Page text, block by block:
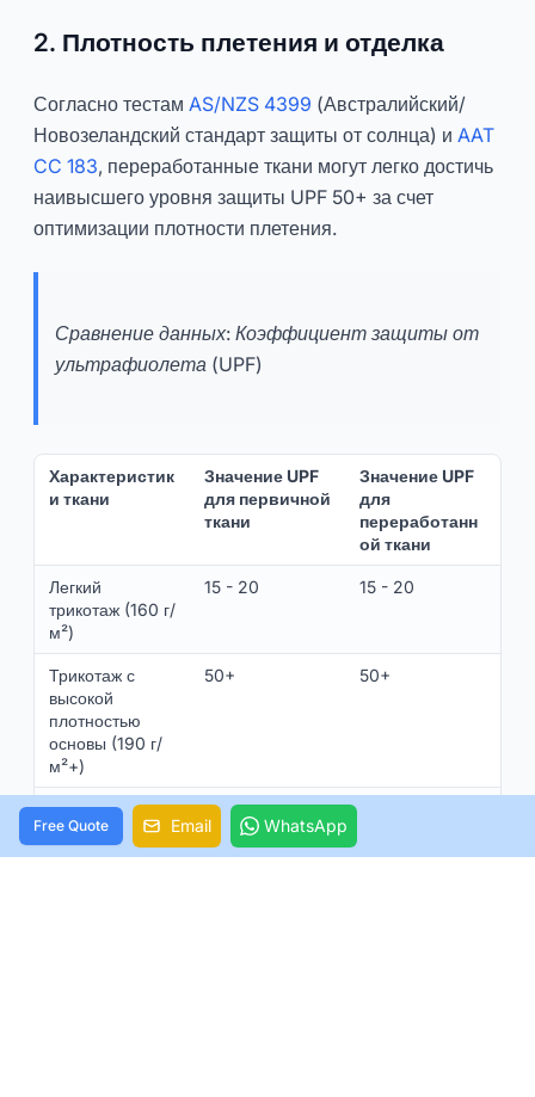
2. Плотность плетения и отделка
Согласно тестам AS/NZS 4399 (Австралийский/
Новозеландский стандарт защиты от солнца) и AAT
CC 183, переработанные ткани могут легко достичь
наивысшего уровня защиты UPF 50+ за счет
оптимизации плотности плетения.
Сравнение данных: Коэффициент защиты от
ультрафиолета (UPF)
Характеристик
и ткани
Значение UPF
для первичной
ткани
Значение UPF
для
переработанн
ой ткани
Легкий
трикотаж (160 г/
м²)
15 - 20 15 - 20
Трикотаж с
высокой
плотностью
основы (190 г/
м²+)
50+ 50+
Обработанные
УФ-
абсорберами
50+
Free Quote Email WhatsApp